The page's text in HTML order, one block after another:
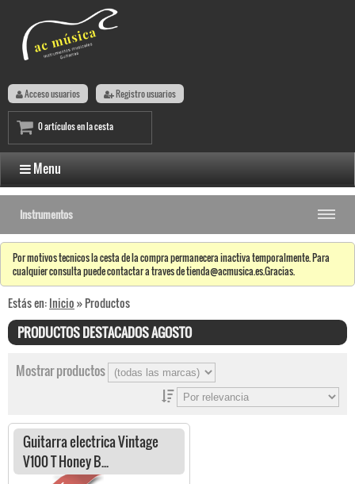
Acceso usuarios Registro usuarios
0 artículos en la cesta
Menu
Instrumentos
Por motivos tecnicos la cesta de la compra permanecera inactiva temporalmente. Para
cualquier consulta puede contactar a traves de tienda@acmusica.es.Gracias.
Estás en:Inicio» Productos
PRODUCTOS DESTACADOS AGOSTO
Mostrar productos
Guitarra electrica Vintage
V100 T Honey B...